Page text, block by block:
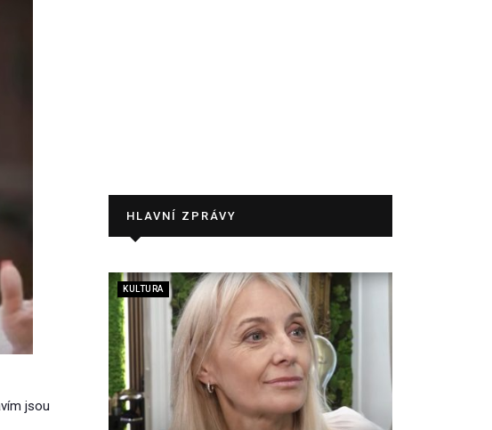
jsou
HLAVNÍ ZPRÁVY
KULTURA